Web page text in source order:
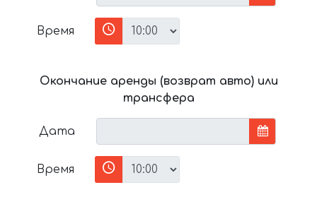
Время
Окончание аренды (возврат авто) или
трансфера
Дата
Время